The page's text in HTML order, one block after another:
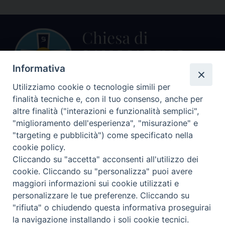
Centralino Curia Vescovile
0541 913711
Indirizzo
47864 PENNABILLI (RN)
Seguici su
Facebook
Instagram
LinkedIn
X YouTube
Feed
Informativa sulla Privacy
Informativa
Utilizziamo cookie o tecnologie simili per
finalità tecniche e, con il tuo consenso, anche per
altre finalità ("interazioni e funzionalità semplici",
"miglioramento dell'esperienza", "misurazione" e
"targeting e pubblicità") come specificato nella
cookie policy.
Cliccando su "accetta" acconsenti all'utilizzo dei
cookie. Cliccando su "personalizza" puoi avere
maggiori informazioni sui cookie utilizzati e
personalizzare le tue preferenze. Cliccando su
"rifiuta" o chiudendo questa informativa proseguirai
la navigazione installando i soli cookie tecnici.